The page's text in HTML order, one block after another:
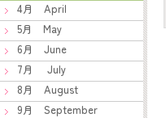
4月 April
5月 May
6月 June
7月 July
8月 August
9月 September